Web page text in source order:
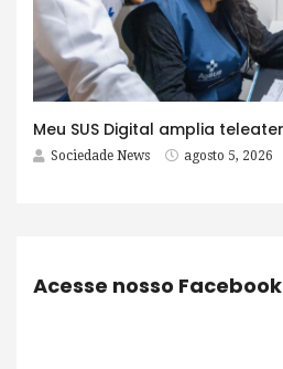
Sociedade News agosto 5, 2026
Acesse nosso Facebook